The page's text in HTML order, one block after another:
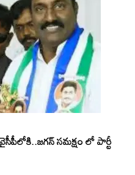
సమక్షం లో పార్టీ